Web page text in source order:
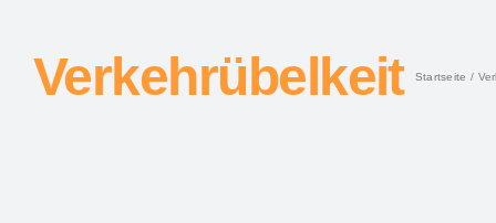
Verkehrübelkeit Startseite